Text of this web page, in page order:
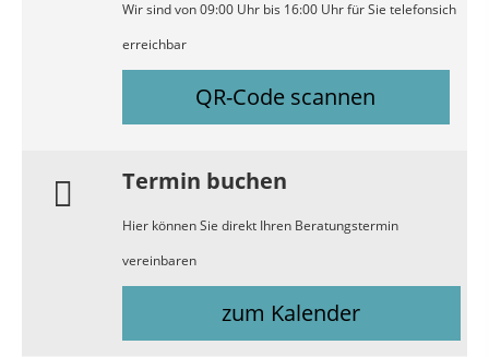
Wir sind von 09:00 Uhr bis 16:00 Uhr für Sie telefonsich
erreichbar
QR-Code scannen
Termin buchen
Hier können Sie direkt Ihren Beratungstermin
vereinbaren
zum Kalender